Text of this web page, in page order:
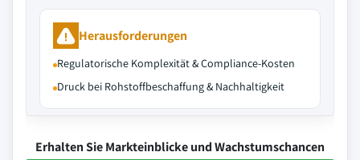
Herausforderungen
Regulatorische Komplexität & Compliance-Kosten
Druck bei Rohstoffbeschaffung & Nachhaltigkeit
Erhalten Sie Markteinblicke und Wachstumschancen